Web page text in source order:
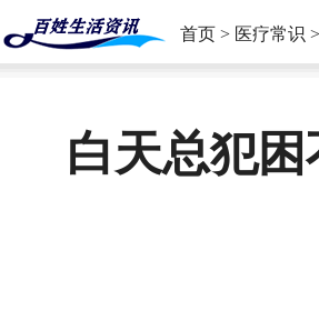
首页 > 医疗常识
白天总犯